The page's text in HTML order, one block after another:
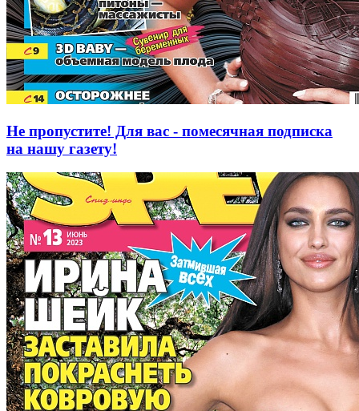
Не пропустите! Для вас - помесячная подписка
на нашу газету!